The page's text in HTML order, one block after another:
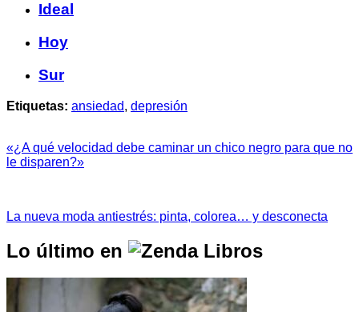
Ideal
Hoy
Sur
Etiquetas: ansiedad, depresión
«¿A qué velocidad debe caminar un chico negro para que no
le disparen?»
La nueva moda antiestrés: pinta, colorea… y desconecta
Lo último en